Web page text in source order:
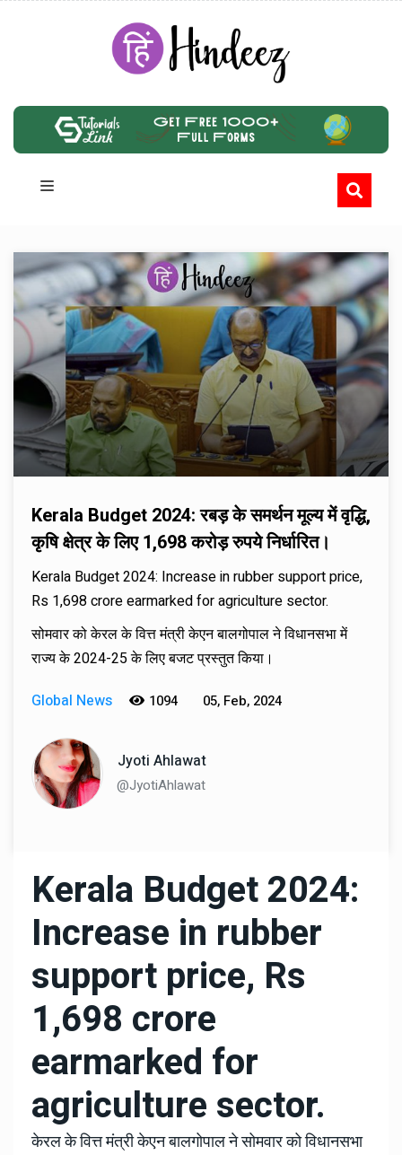
Kerala Budget 2024: रबड़ के समर्थन मूल्य में वृद्धि,
कृषि क्षेत्र के लिए 1,698 करोड़ रुपये निर्धारित।
Kerala Budget 2024: Increase in rubber support price,
Rs 1,698 crore earmarked for agriculture sector.
सोमवार को केरल के वित्त मंत्री केएन बालगोपाल ने विधानसभा में
राज्य के 2024-25 के लिए बजट प्रस्तुत किया।
Global News
1094 05, Feb, 2024
Jyoti Ahlawat
@JyotiAhlawat
Kerala Budget 2024:
Increase in rubber
support price, Rs
1,698 crore
earmarked for
agriculture sector.
केरल के वित्त मंत्री केएन बालगोपाल ने सोमवार को विधानसभा